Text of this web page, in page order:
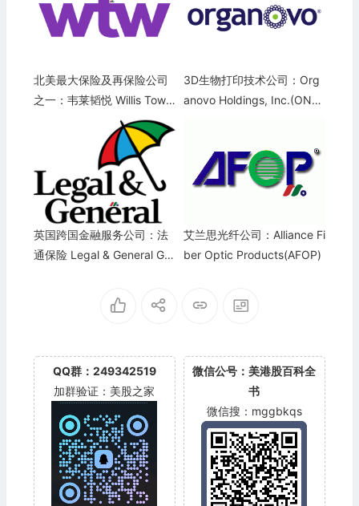
北美最大保险及再保险公司
之一：韦莱韬悦 Willis Towe
rs Watson plc(WTW)
3D生物打印技术公司：Org
anovo Holdings, Inc.(ONV
英国跨国金融服务公司：法
通保险 Legal & General Gro
艾兰思光纤公司：Alliance Fi
ber Optic Products(AFOP)
QQ群：249342519
加群验证：美股之家
微信公号：美港股百科全
书
微信搜：mggbkqs